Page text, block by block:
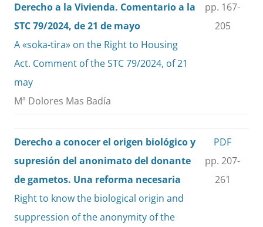
Derecho a la Vivienda. Comentario a la
STC 79/2024, de 21 de mayo
A «soka-tira» on the Right to Housing
Act. Comment of the STC 79/2024, of 21
may
Mª Dolores Mas Badía
pp. 167-
205
Derecho a conocer el origen biológico y
supresión del anonimato del donante
de gametos. Una reforma necesaria
Right to know the biological origin and
suppression of the anonymity of the
PDF
pp. 207-
261